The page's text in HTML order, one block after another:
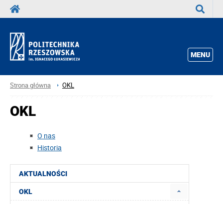
MENU
Strona główna OKL
AKTUALNOŚCI
OKL
OKL
O nas
Historia